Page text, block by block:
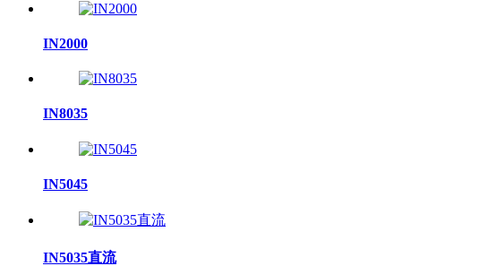
IN2000
IN8035
IN5045
IN5035直流